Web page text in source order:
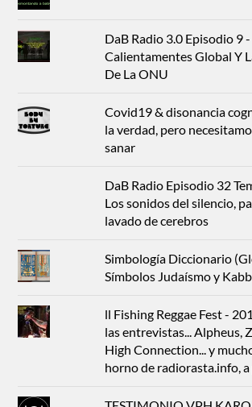
DaB Radio 3.0 Episodio 9 -
Calientamentes Global Y
De La ONU
Covid19 & disonancia
la verdad, pero
sanar
DaB Radio Episodio 32
Los sonidos del silencio,
lavado de cerebros
Simbología Diccionario
Símbolos Judaísmo y
ll Fishing Reggae Fest -
las entrevistas... Alpheus,
High Connection... y
horno de radiorasta.info,